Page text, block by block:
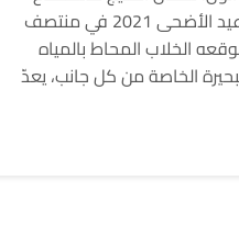
بعطلة مستحقّة في عيد الأضحى 2021 في منتصف
الخلاب المحاط بالمياه
الخاصة من كل جانب، يعدّ